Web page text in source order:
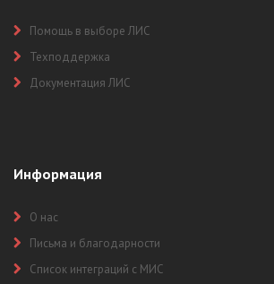
Помощь в выборе ЛИС
Техподдержка
Документация ЛИС
Информация
О нас
Письма и благодарности
Список интеграций с МИС